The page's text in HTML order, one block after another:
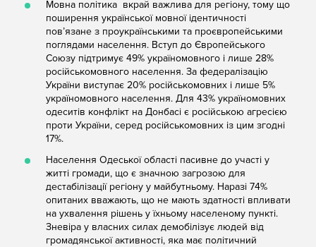
Мовна політика вкрай важлива для регіону, тому що
поширення української мовної ідентичності
пов’язане з проукраїнськими та проєвропейськими
поглядами населення. Вступ до Європейського
Союзу підтримує 49% україномовного і лише 28%
російськомовного населення. За федералізацію
України виступає 20% російськомовних і лише 5%
україномовного населення. Для 43% україномовних
одеситів конфлікт на Донбасі є російською агресією
проти України, серед російськомовних із цим згодні
17%.
Населення Одеської області пасивне до участі у
житті громади, що є значною загрозою для
дестабілізації регіону у майбутньому. Наразі 74%
опитаних вважають, що не мають здатності впливати
на ухвалення рішень у їхньому населеному пункті.
Зневіра у власних силах демобілізує людей від
громадянської активності, яка має політичний